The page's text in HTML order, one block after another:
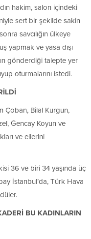
hakim, salon içindeki
sert bir şekilde sakin
savcılığın ülkeye
yapmak ve yasa dışı
gönderdiği talepte yer
oturmalarını istedi.
Çoban, Bilal Kurgun,
Gencay Koyun ve
ve ellerini
36 ve biri 34 yaşında üç
İstanbul’da, Türk Hava
BU KADINLARIN